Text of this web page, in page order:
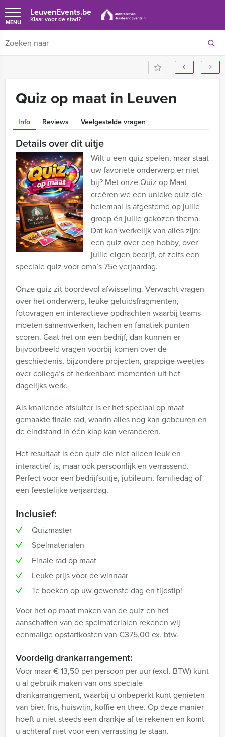
LeuvenEvents.be
Klaar voor de stad?
MENU
Quiz op maat in Leuven
Info Reviews Veelgestelde vragen
Details over dit uitje
Wilt u een quiz spelen, maar staat
uw favoriete onderwerp er niet
bij? Met onze Quiz op Maat
creëren we een unieke quiz die
helemaal is afgestemd op jullie
groep én jullie gekozen thema.
Dat kan werkelijk van alles zijn:
een quiz over een hobby, over
jullie eigen bedrijf, of zelfs een
speciale quiz voor oma’s 75e verjaardag.
Onze quiz zit boordevol afwisseling. Verwacht vragen
over het onderwerp, leuke geluidsfragmenten,
fotovragen en interactieve opdrachten waarbij teams
moeten samenwerken, lachen en fanatiek punten
scoren. Gaat het om een bedrijf, dan kunnen er
bijvoorbeeld vragen voorbij komen over de
geschiedenis, bijzondere projecten, grappige weetjes
over collega’s of herkenbare momenten uit het
dagelijks werk.
Als knallende afsluiter is er het speciaal op maat
gemaakte finale rad, waarin alles nog kan gebeuren en
de eindstand in één klap kan veranderen.
Het resultaat is een quiz die niet alleen leuk en
interactief is, maar ook persoonlijk en verrassend.
Perfect voor een bedrijfsuitje, jubileum, familiedag of
een feestelijke verjaardag.
Inclusief:
Quizmaster
Spelmaterialen
Finale rad op maat
Leuke prijs voor de winnaar
Te boeken op uw gewenste dag en tijdstip!
Voor het op maat maken van de quiz en het
aanschaffen van de spelmaterialen rekenen wij
eenmalige opstartkosten van €375,00 ex. btw.
Voordelig drankarrangement:
Voor maar € 13,50 per persoon per uur (excl. BTW) kunt
u al gebruik maken van ons speciale
drankarrangement, waarbij u onbeperkt kunt genieten
van bier, fris, huiswijn, koffie en thee. Op deze manier
hoeft u niet steeds een drankje af te rekenen en komt
u achteraf niet voor een verrassing te staan.